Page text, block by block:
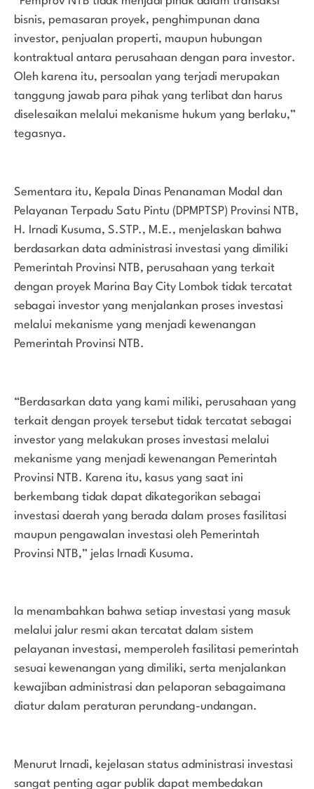
bisnis, pemasaran proyek, penghimpunan dana
investor, penjualan properti, maupun hubungan
kontraktual antara perusahaan dengan para investor.
Oleh karena itu, persoalan yang terjadi merupakan
tanggung jawab para pihak yang terlibat dan harus
diselesaikan melalui mekanisme hukum yang berlaku,”
tegasnya.
Sementara itu, Kepala Dinas Penanaman Modal dan
Pelayanan Terpadu Satu Pintu (DPMPTSP) Provinsi NTB,
H. Irnadi Kusuma, S.STP., M.E., menjelaskan bahwa
berdasarkan data administrasi investasi yang dimiliki
Pemerintah Provinsi NTB, perusahaan yang terkait
dengan proyek Marina Bay City Lombok tidak tercatat
sebagai investor yang menjalankan proses investasi
melalui mekanisme yang menjadi kewenangan
Pemerintah Provinsi NTB.
“Berdasarkan data yang kami miliki, perusahaan yang
terkait dengan proyek tersebut tidak tercatat sebagai
investor yang melakukan proses investasi melalui
mekanisme yang menjadi kewenangan Pemerintah
Provinsi NTB. Karena itu, kasus yang saat ini
berkembang tidak dapat dikategorikan sebagai
investasi daerah yang berada dalam proses fasilitasi
maupun pengawalan investasi oleh Pemerintah
Provinsi NTB,” jelas Irnadi Kusuma.
Ia menambahkan bahwa setiap investasi yang masuk
melalui jalur resmi akan tercatat dalam sistem
pelayanan investasi, memperoleh fasilitasi pemerintah
sesuai kewenangan yang dimiliki, serta menjalankan
kewajiban administrasi dan pelaporan sebagaimana
diatur dalam peraturan perundang-undangan.
Menurut Irnadi, kejelasan status administrasi investasi
sangat penting agar publik dapat membedakan